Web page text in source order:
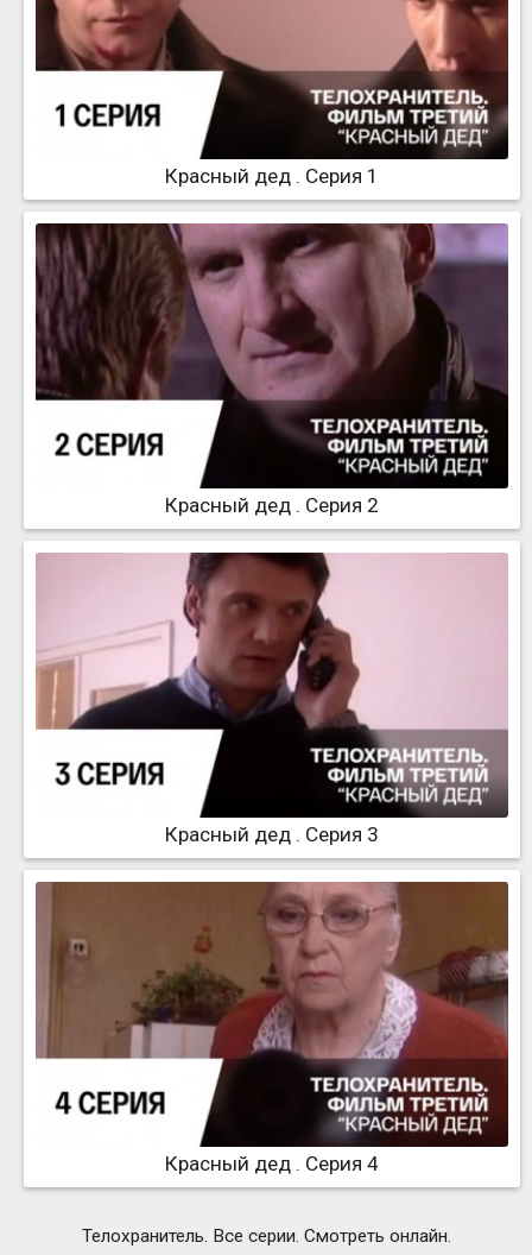
Красный дед . Серия 1
Красный дед . Серия 2
Красный дед . Серия 3
Красный дед . Серия 4
Телохранитель. Все серии. Смотреть онлайн.